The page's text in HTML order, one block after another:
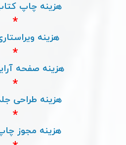
هزینه چاپ
*
هزینه
*
هزینه صفحه
*
هزینه طراحی
*
هزینه مجوز